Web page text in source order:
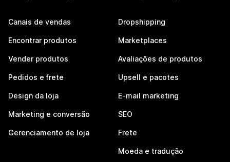
Canais de vendas
Encontrar produtos
Vender produtos
Pedidos e frete
Design da loja
Marketing e conversão
Gerenciamento de loja
Dropshipping
Marketplaces
Avaliações de produtos
Upsell e pacotes
E-mail marketing
SEO
Frete
Moeda e tradução